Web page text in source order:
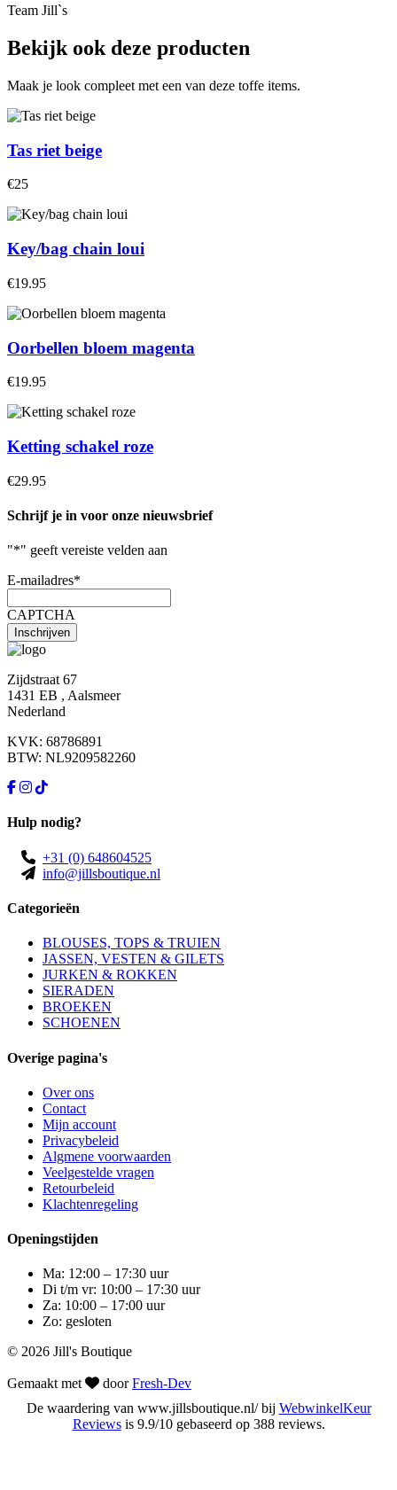
Team Jill`s
Bekijk ook deze producten
Maak je look compleet met een van deze toffe items.
Tas riet beige
€25
Key/bag chain loui
€19.95
Oorbellen bloem magenta
€19.95
Ketting schakel roze
€29.95
Schrijf je in voor onze nieuwsbrief
"*" geeft vereiste velden aan
E-mailadres*
CAPTCHA
Zijdstraat 67
1431 EB , Aalsmeer
Nederland
KVK: 68786891
BTW: NL9209582260
Hulp nodig?
+31 (0) 648604525
info@jillsboutique.nl
Categorieën
BLOUSES, TOPS & TRUIEN
JASSEN, VESTEN & GILETS
JURKEN & ROKKEN
SIERADEN
BROEKEN
SCHOENEN
Overige pagina's
Over ons
Contact
Mijn account
Privacybeleid
Algmene voorwaarden
Veelgestelde vragen
Retourbeleid
Klachtenregeling
Openingstijden
Ma: 12:00 – 17:30 uur
Di t/m vr: 10:00 – 17:30 uur
Za: 10:00 – 17:00 uur
Zo: gesloten
© 2026 Jill's Boutique
Gemaakt met doorFresh-Dev
De waardering van www.jillsboutique.nl/ bij WebwinkelKeur
Reviewsis 9.9/10 gebaseerd op 388 reviews.